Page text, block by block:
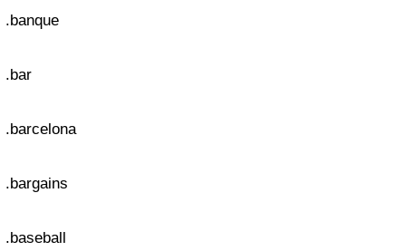
.banque
.bar
.barcelona
.bargains
.baseball